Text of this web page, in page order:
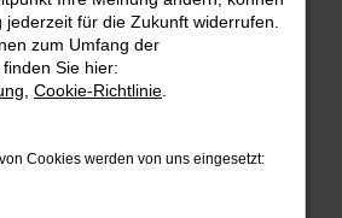
Fehler aufgetreten.
die dir helfen können:
Firewall und deine
zum Beispiel deine
jederzeit für die Zukunft widerrufen.
zum Umfang der
Sie hier:
Cookie-Richtlinie
Cookies werden von uns eingesetzt: